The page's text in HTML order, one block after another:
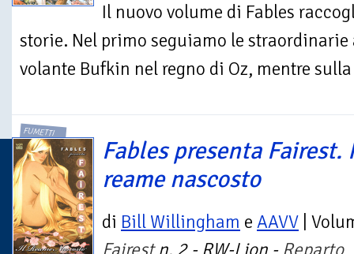
Il nuovo volume di Fables
storie. Nel primo seguiamo le
volante Bufkin nel regno di Oz, mentre
FUMETTI
Fables presenta Fairest.
reame nascosto
di Bill Willingham e AAVV |
Fairestn. 2 - RW-Lion - Reparto